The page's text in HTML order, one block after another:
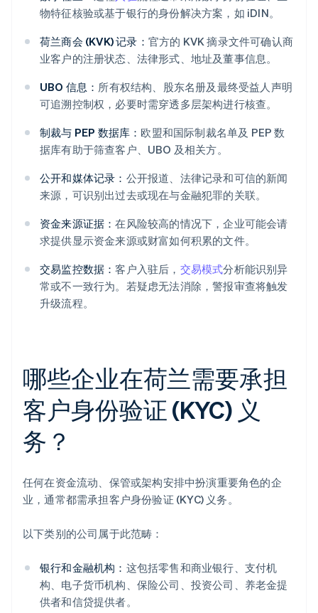
物特征核验或基于银行的身份解决方案，如 iDIN。
荷兰商会 (KVK) 记录： 官方的 KVK 摘录文件可确认商
业客户的注册状态、法律形式、地址及董事信息。
UBO 信息： 所有权结构、股东名册及最终受益人声明
可追溯控制权，必要时需穿透多层架构进行核查。
制裁与 PEP 数据库： 欧盟和国际制裁名单及 PEP 数
据库有助于筛查客户、UBO 及相关方。
公开和媒体记录： 公开报道、法律记录和可信的新闻
来源，可识别出过去或现在与金融犯罪的关联。
资金来源证据：在风险较高的情况下，企业可能会请
求提供显示资金来源或财富如何积累的文件。
交易监控数据：客户入驻后， 交易模式分析能识别异
常或不一致行为。若疑虑无法消除，警报审查将触发
升级流程。
哪些企业在荷兰需要承担
客户身份验证 (KYC) 义
务？
任何在资金流动、保管或架构安排中扮演重要角色的企
业，通常都需承担客户身份验证 (KYC) 义务。
以下类别的公司属于此范畴：
银行和金融机构： 这包括零售和商业银行、支付机
构、电子货币机构、保险公司、投资公司、养老金提
供者和信贷提供者。